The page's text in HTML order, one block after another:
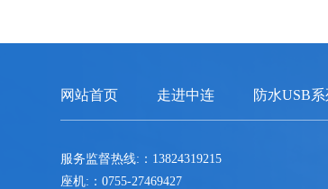
网站首页 走进中连 防水USB系
服务监督热线:：13824319215
座机:：0755-27469427